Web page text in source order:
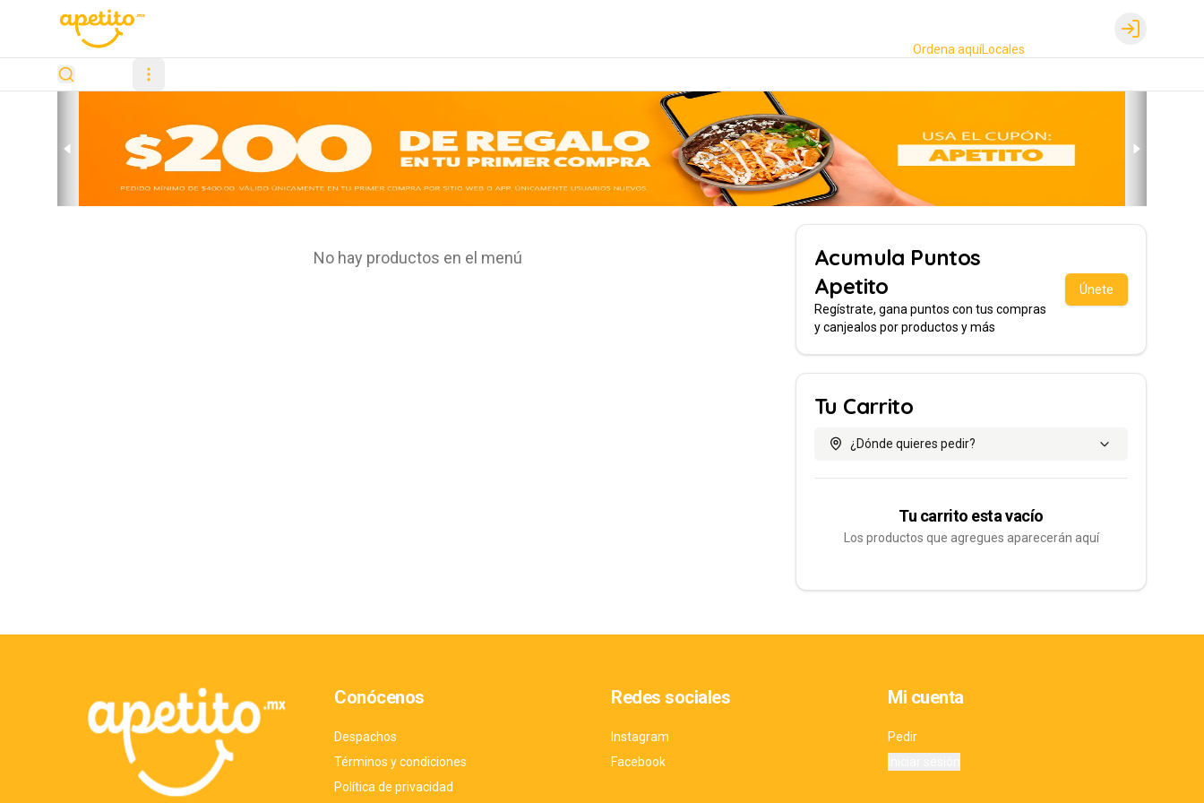
Ordena aquíLocales
Login
No hay productos en el menú Acumula Puntos
Apetito
Regístrate, gana puntos con tus compras
y canjealos por productos y más
Únete
Tu Carrito
¿Dónde quieres pedir?
Tu carrito esta vacío
Los productos que agregues aparecerán aquí
Conócenos
Despachos
Términos y condiciones
Política de privacidad
Redes sociales
Instagram
Facebook
Mi cuenta
Pedir